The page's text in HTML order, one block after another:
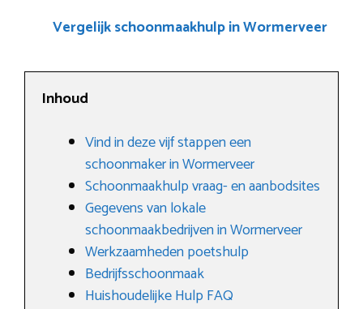
Vergelijk schoonmaakhulp in Wormerveer
Inhoud
Vind in deze vijf stappen een
schoonmaker in Wormerveer
Schoonmaakhulp vraag- en aanbodsites
Gegevens van lokale
schoonmaakbedrijven in Wormerveer
Werkzaamheden poetshulp
Bedrijfsschoonmaak
Huishoudelijke Hulp FAQ